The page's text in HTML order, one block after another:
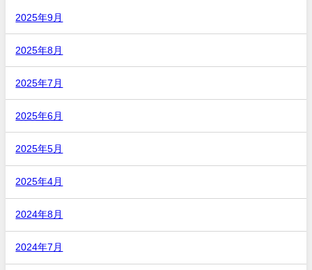
2025年9月
2025年8月
2025年7月
2025年6月
2025年5月
2025年4月
2024年8月
2024年7月